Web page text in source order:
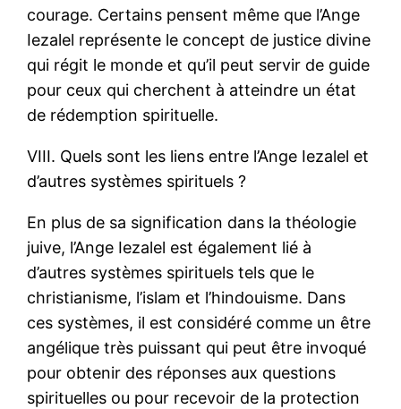
courage. Certains pensent même que l’Ange
Iezalel représente le concept de justice divine
qui régit le monde et qu’il peut servir de guide
pour ceux qui cherchent à atteindre un état
de rédemption spirituelle.
VIII. Quels sont les liens entre l’Ange Iezalel et
d’autres systèmes spirituels ?
En plus de sa signification dans la théologie
juive, l’Ange Iezalel est également lié à
d’autres systèmes spirituels tels que le
christianisme, l’islam et l’hindouisme. Dans
ces systèmes, il est considéré comme un être
angélique très puissant qui peut être invoqué
pour obtenir des réponses aux questions
spirituelles ou pour recevoir de la protection